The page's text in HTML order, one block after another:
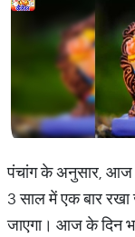
पंचांग के अनुसार, आज
3 साल में एक बार रखा
जाएगा। आज के दिन